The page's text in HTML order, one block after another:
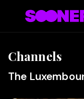
Channels
The